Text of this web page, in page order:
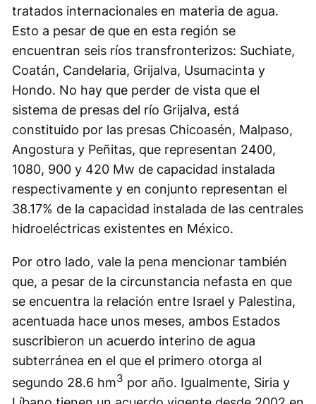
tratados internacionales en materia de agua.
Esto a pesar de que en esta región se
encuentran seis ríos transfronterizos: Suchiate,
Coatán, Candelaria, Grijalva, Usumacinta y
Hondo. No hay que perder de vista que el
sistema de presas del río Grijalva, está
constituido por las presas Chicoasén, Malpaso,
Angostura y Peñitas, que representan 2400,
1080, 900 y 420 Mw de capacidad instalada
respectivamente y en conjunto representan el
38.17% de la capacidad instalada de las centrales
hidroeléctricas existentes en México.
Por otro lado, vale la pena mencionar también
que, a pesar de la circunstancia nefasta en que
se encuentra la relación entre Israel y Palestina,
acentuada hace unos meses, ambos Estados
suscribieron un acuerdo interino de agua
subterránea en el que el primero otorga al
segundo 28.6 hm3 por año. Igualmente, Siria y